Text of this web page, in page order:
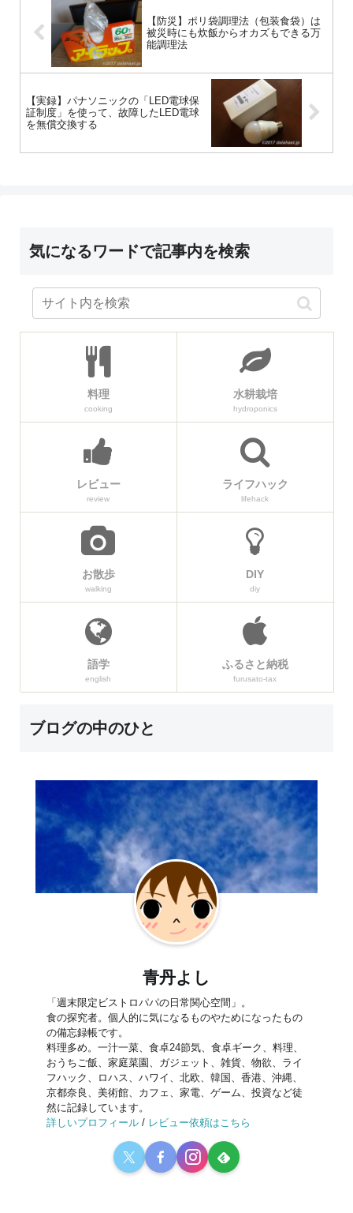
【防災】ポリ袋調理法（包装食袋）は
被災時にも炊飯からオカズもできる万
能調理法
【実録】パナソニックの「LED電球保
証制度」を使って、故障したLED電球
を無償交換する
気になるワードで記事内を検索
料理
cooking
水耕栽培
hydroponics
レビュー
review
ライフハック
lifehack
お散歩
walking
DIY
diy
語学
english
ふるさと納税
furusato-tax
ブログの中のひと
青丹よし
「週末限定ビストロパパの日常関心空間」。
食の探究者。個人的に気になるものやためになったもの
の備忘録帳です。
料理多め。一汁一菜、食卓24節気、食卓ギーク、料理、
おうちご飯、家庭菜園、ガジェット、雑貨、物欲、ライ
フハック、ロハス、ハワイ、北欧、韓国、香港、沖縄、
京都奈良、美術館、カフェ、家電、ゲーム、投資など徒
然に記録しています。
詳しいプロフィール / レビュー依頼はこちら